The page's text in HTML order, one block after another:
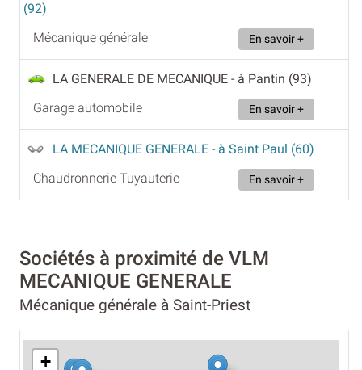
(92)
Mécanique générale
En savoir +
LA GENERALE DE MECANIQUE - à Pantin (93)
Garage automobile
En savoir +
LA MECANIQUE GENERALE - à Saint Paul (60)
Chaudronnerie Tuyauterie
En savoir +
Sociétés à proximité de VLM
MECANIQUE GENERALE
Mécanique générale à Saint-Priest
+